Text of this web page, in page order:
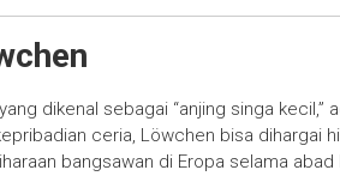
dikenal sebagai “anjing singa kecil,”
ceria, Löwchen bisa dihargai
bangsawan di Eropa selama abad